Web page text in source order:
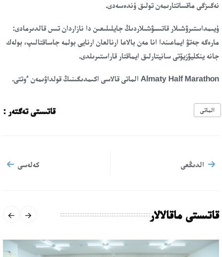
نەگىزگى ماقساتتارىمەن تولىق ۇندەسەدى.
ۇيىمداستىرۋشىلار قاتىسۋشىلاردىڭ جايلىلىعىن دا نازاردان تىس قالدىرمادى:
مارەگە جەتۋ ايماعىندا انا مەن بالاعا ارنالعان ارنايى بولمە جاساقتالىپ، بولەك
جانە ينكليۋزيۆتى سانيتارلىق ايماقتار قاراستىرىلدى.
Almaty Half Marathon الماتى قالاسى اكىمدىگىنىڭ قولداۋىمەن ءوتتى.
قاتىستى تەگتەر : الماتى
الدىڭعى كەلەسى
قاتىستى ماقالالار